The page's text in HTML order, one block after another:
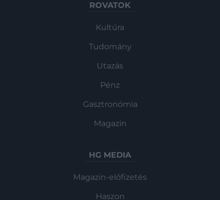
ROVATOK
Kultúra
Tudomány
Utazás
Pénz
Gasztronómia
Magazin
HG MEDIA
Magazin-előfizetés
Haszon